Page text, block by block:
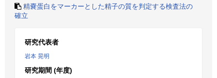
精嚢蛋白をマーカーとした精子の質を判定する検査法の
確立
研究代表者
岩本 晃明
研究期間 (年度)